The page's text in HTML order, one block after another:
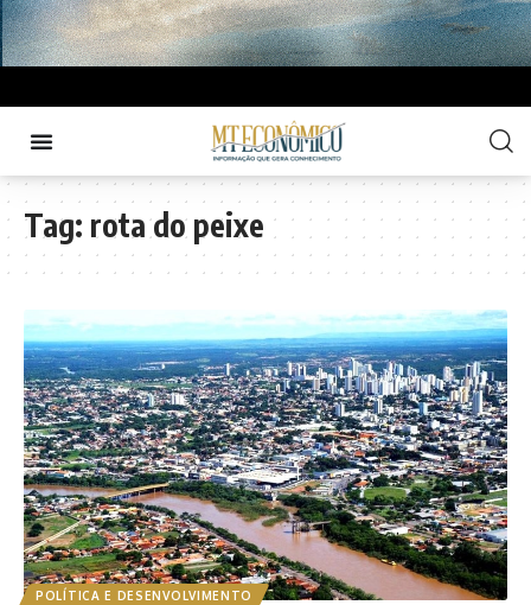
Tag: rota do peixe
POLÍTICA E DESENVOLVIMENTO